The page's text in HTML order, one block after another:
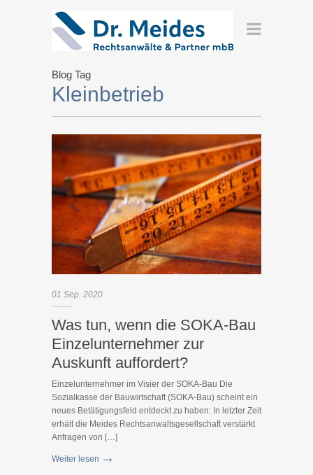
Blog Tag
Kleinbetrieb
01 Sep. 2020
Was tun, wenn die SOKA-Bau
Einzelunternehmer zur
Auskunft auffordert?
Einzelunternehmer im Visier der SOKA-Bau Die
Sozialkasse der Bauwirtschaft (SOKA-Bau) scheint ein
neues Betätigungsfeld entdeckt zu haben: In letzter Zeit
erhält die Meides Rechtsanwaltsgesellschaft verstärkt
Anfragen von […]
Weiter lesen